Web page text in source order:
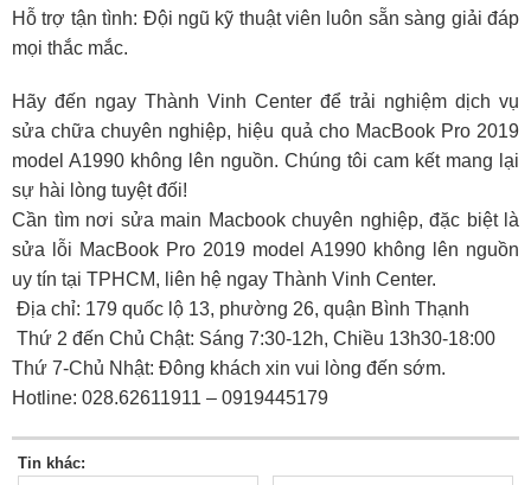
Hỗ trợ tận tình: Đội ngũ kỹ thuật viên luôn sẵn sàng giải đáp
mọi thắc mắc.
Hãy đến ngay Thành Vinh Center để trải nghiệm dịch vụ
sửa chữa chuyên nghiệp, hiệu quả cho MacBook Pro 2019
model A1990 không lên nguồn. Chúng tôi cam kết mang lại
sự hài lòng tuyệt đối!
Cần tìm nơi sửa main Macbook chuyên nghiệp, đặc biệt là
sửa lỗi MacBook Pro 2019 model A1990 không lên nguồn
uy tín tại TPHCM, liên hệ ngay Thành Vinh Center.
Địa chỉ: 179 quốc lộ 13, phường 26, quận Bình Thạnh
Thứ 2 đến Chủ Chật: Sáng 7:30-12h, Chiều 13h30-18:00
Thứ 7-Chủ Nhật: Đông khách xin vui lòng đến sớm.
Hotline: 028.62611911 – 0919445179
Tin khác: